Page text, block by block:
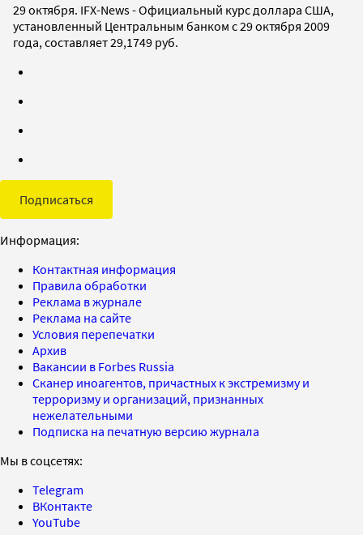
29 октября. IFX-News - Официальный курс доллара США,
установленный Центральным банком с 29 октября 2009
года, составляет 29,1749 руб.
Подписаться
Информация:
Контактная информация
Правила обработки
Реклама в журнале
Реклама на сайте
Условия перепечатки
Архив
Вакансии в Forbes Russia
Сканер иноагентов, причастных к экстремизму и
терроризму и организаций, признанных
нежелательными
Подписка на печатную версию журнала
Мы в соцсетях:
Telegram
ВКонтакте
YouTube